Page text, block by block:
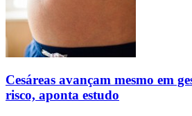
Cesáreas avançam mesmo em
risco, aponta estudo